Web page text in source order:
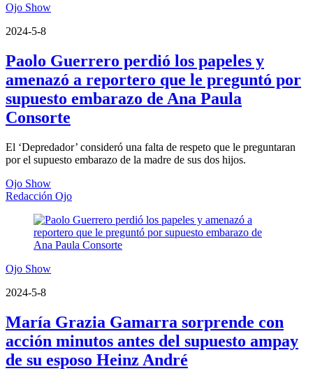
Ojo Show
2024-5-8
Paolo Guerrero perdió los papeles y
amenazó a reportero que le preguntó por
supuesto embarazo de Ana Paula
Consorte
El ‘Depredador’ consideró una falta de respeto que le preguntaran
por el supuesto embarazo de la madre de sus dos hijos.
Ojo Show
Redacción Ojo
Ojo Show
2024-5-8
María Grazia Gamarra sorprende con
acción minutos antes del supuesto ampay
de su esposo Heinz André